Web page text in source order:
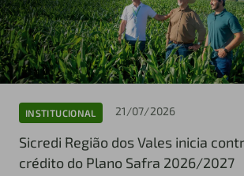
INSTITUCIONAL 21/07/2026
Sicredi Região dos Vales inicia
crédito do Plano Safra 2026/2027